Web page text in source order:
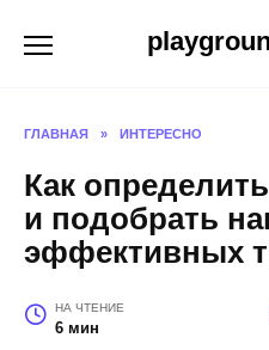
ГЛАВНАЯ » ИНТЕРЕСНО
Как
и подобрать
эффективных
НА ЧТЕНИЕ
6 мин